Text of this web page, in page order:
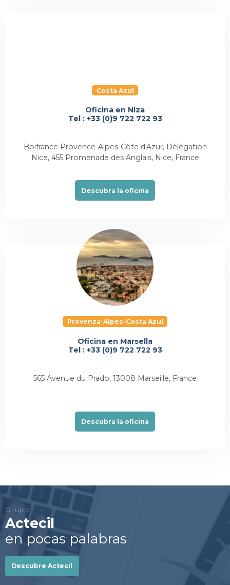
Costa Azul
Oficina en Niza
Tel : +33 (0)9 722 722 93
Bpifrance Provence-Alpes-Côte d'Azur, Délégation
Nice, 455 Promenade des Anglais, Nice, France
Descubra la oficina
Provenza-Alpes-Costa Azul
Oficina en Marsella
Tel : +33 (0)9 722 722 93
565 Avenue du Prado, 13008 Marseille, France
Descubra la oficina
Grupo
Actecil
en pocas palabras
Descubre Actecil